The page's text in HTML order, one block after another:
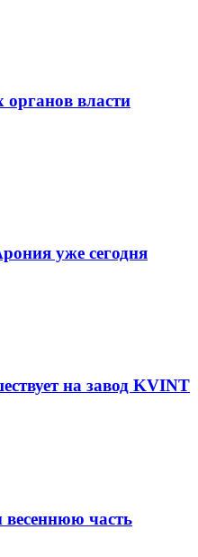
органов власти
уже сегодня
на завод KVINT
часть